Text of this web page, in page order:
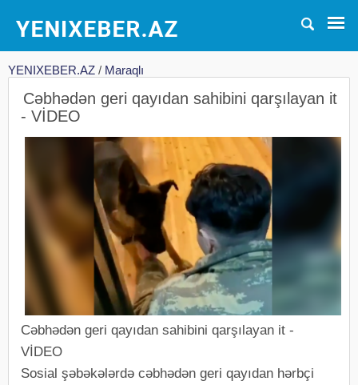
YENIXEBER.AZ / Maraqlı
Cəbhədən geri qayıdan sahibini qarşılayan it
- VİDEO
Cəbhədən geri qayıdan sahibini qarşılayan it -
VİDEO
Sosial şəbəkələrdə cəbhədən geri qayıdan hərbçi